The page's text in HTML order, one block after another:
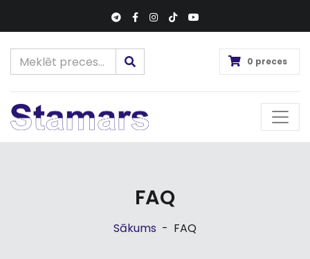
0 preces
FAQ
Sākums - FAQ